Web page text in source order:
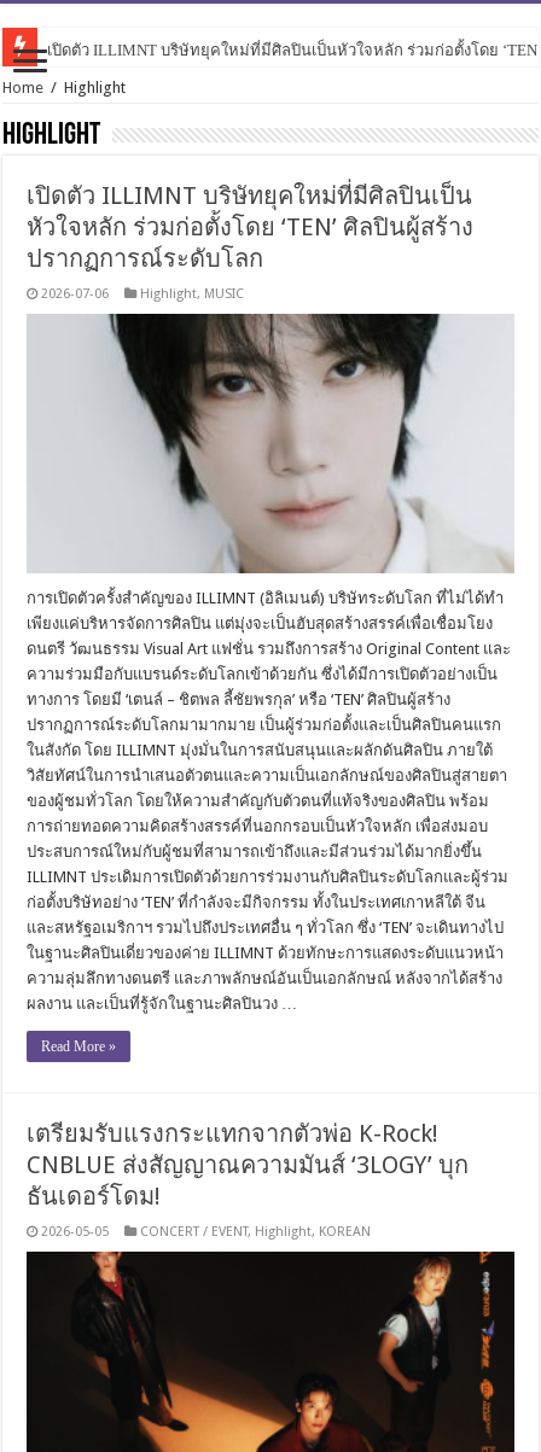
เปิดตัว ILLIMNT บริษัทยุคใหม่ที่มีศิลปินเป็นหัวใจหลัก ร่วมก่อตั้งโดย
Home / Highlight
Highlight
เปิดตัว ILLIMNT บริษัทยุคใหม่ที่มีศิลปินเป็น
หัวใจหลัก ร่วมก่อตั้งโดย ‘TEN’ ศิลปินผู้สร้าง
ปรากฏการณ์ระดับโลก
2026-07-06 Highlight, MUSIC
การเปิดตัวครั้งสำคัญของ ILLIMNT (อิลิเมนต์) บริษัทระดับโลก ที่ไม่ได้ทำ
เพียงแค่บริหารจัดการศิลปิน แต่มุ่งจะเป็นฮับสุดสร้างสรรค์เพื่อเชื่อมโยง
ดนตรี วัฒนธรรม Visual Art แฟชั่น รวมถึงการสร้าง Original Content และ
ความร่วมมือกับแบรนด์ระดับโลกเข้าด้วยกัน ซึ่งได้มีการเปิดตัวอย่างเป็น
ทางการ โดยมี ‘เตนล์ – ชิตพล ลี้ชัยพรกุล’ หรือ ‘TEN’ ศิลปินผู้สร้าง
ปรากฏการณ์ระดับโลกมามากมาย เป็นผู้ร่วมก่อตั้งและเป็นศิลปินคนแรก
ในสังกัด โดย ILLIMNT มุ่งมั่นในการสนับสนุนและผลักดันศิลปิน ภายใต้
วิสัยทัศน์ในการนำเสนอตัวตนและความเป็นเอกลักษณ์ของศิลปินสู่สายตา
ของผู้ชมทั่วโลก โดยให้ความสำคัญกับตัวตนที่แท้จริงของศิลปิน พร้อม
การถ่ายทอดความคิดสร้างสรรค์ที่นอกกรอบเป็นหัวใจหลัก เพื่อส่งมอบ
ประสบการณ์ใหม่กับผู้ชมที่สามารถเข้าถึงและมีส่วนร่วมได้มากยิ่งขึ้น
ILLIMNT ประเดิมการเปิดตัวด้วยการร่วมงานกับศิลปินระดับโลกและผู้ร่วม
ก่อตั้งบริษัทอย่าง ‘TEN’ ที่กำลังจะมีกิจกรรม ทั้งในประเทศเกาหลีใต้ จีน
และสหรัฐอเมริกาฯ รวมไปถึงประเทศอื่น ๆ ทั่วโลก ซึ่ง ‘TEN’ จะเดินทางไป
ในฐานะศิลปินเดี่ยวของค่าย ILLIMNT ด้วยทักษะการแสดงระดับแนวหน้า
ความลุ่มลึกทางดนตรี และภาพลักษณ์อันเป็นเอกลักษณ์ หลังจากได้สร้าง
ผลงาน และเป็นที่รู้จักในฐานะศิลปินวง …
Read More »
เตรียมรับแรงกระแทกจากตัวพ่อ K-Rock!
CNBLUE ส่งสัญญาณความมันส์ ‘3LOGY’ บุก
ธันเดอร์โดม!
2026-05-05 CONCERT / EVENT, Highlight, KOREAN